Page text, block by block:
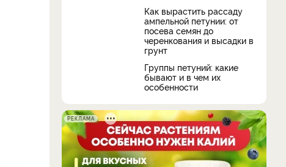
Как вырастить рассаду
ампельной петунии: от
посева семян до
черенкования и высадки в
грунт
Группы петуний: какие
бывают и в чем их
особенности
РЕКЛАМА